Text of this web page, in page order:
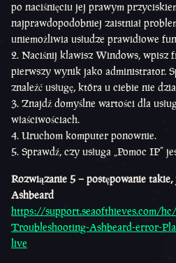
po naciśnięciu jej prawym
najprawdopodobniej zaistniał
uniemożliwia usłudze prawidłowe
Naciśnij klawisz Windows, wpisz
pierwszy wynik jako administrator.
znaleźć usługę, która u ciebie nie
Znajdź domyślne wartości dla
właściwościach.
Uruchom komputer ponownie.
Sprawdź, czy usługa „Pomoc IP”
Rozwiązanie 5 – postępowanie
Ashbeard
https://support.seaofthieves.com/
Troubleshooting-Ashbeard-error-
live